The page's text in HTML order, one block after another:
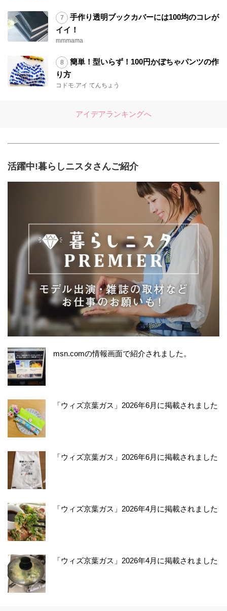
手作り透明ブックカバーには100均のコレが
イイ！
mmmama
簡単！型いらず！100円かぼちゃパンツの作
り方
コドモ.アイ てんちょう
アイデアランキングへ
活躍中!暮らしニスタさんご紹介
msn.comの情報画面で紹介されました。
「ウィズ京葉ガス」2026年6月に掲載されました
「ウィズ京葉ガス」2026年6月に掲載されました
「ウィズ京葉ガス」2026年4月に掲載されました
「ウィズ京葉ガス」2026年4月に掲載されました